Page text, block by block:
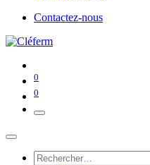
Contactez-nous
0
0